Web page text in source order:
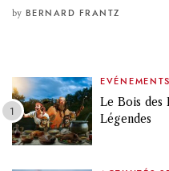
by BERNARD FRANTZ
EVÉNEMENTS
Le Bois
Légendes